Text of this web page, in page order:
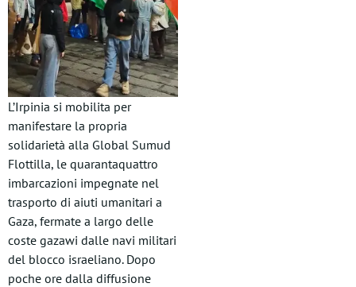
L’Irpinia si mobilita per
manifestare la propria
solidarietà alla Global Sumud
Flottilla, le quarantaquattro
imbarcazioni impegnate nel
trasporto di aiuti umanitari a
Gaza, fermate a largo delle
coste gazawi dalle navi militari
del blocco israeliano. Dopo
poche ore dalla diffusione